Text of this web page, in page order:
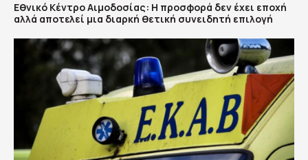
Εθνικό Κέντρο Αιμοδοσίας: H προσφορά δεν έχει εποχή
αλλά αποτελεί μια διαρκή θετική συνειδητή επιλογή